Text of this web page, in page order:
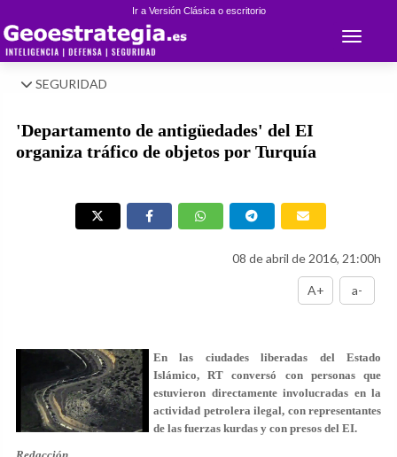
Ir a Versión Clásica o escritorio
Toggle
SEGURIDAD
'Departamento de antigüedades' del EI
organiza tráfico de objetos por Turquía
08 de abril de 2016, 21:00h
A+ a-
En las ciudades liberadas del Estado
Islámico, RT conversó con personas que
estuvieron directamente involucradas en la
actividad petrolera ilegal, con representantes
de las fuerzas kurdas y con presos del EI.